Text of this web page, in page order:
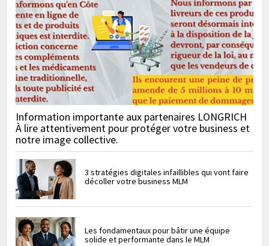
Information importante aux partenaires LONGRICH
À lire attentivement pour protéger votre business et
notre image collective.
3 stratégies digitales infaillibles qui vont faire
décoller votre business MLM
Les fondamentaux pour bâtir une équipe
solide et performante dans le MLM